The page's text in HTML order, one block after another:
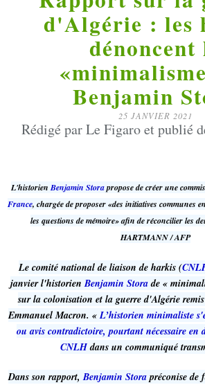
d'Algérie : les
dénoncent
Benjamin
25 JANVIER 2021
Rédigé par Le Figaro et publié
L'historienBenjamin Storapropose de créer une
France, chargée de proposer «des initiatives communes
les questions de mémoire» afin de réconcilier les
HARTMANN / AFP
Le comité national de liaison de harkis (
janvier l'historienBenjamin Storade «
sur la colonisation et la guerre d'Algérie
Emmanuel Macron. «L’historien minimaliste
ou avis contradictoire, pourtant nécessaire en
CNLHdans un communiqué
Dans son rapport,Benjamin Storapréconise de